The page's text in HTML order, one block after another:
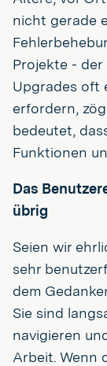
nicht gerade
Projekte - der
Upgrades oft
erfordern,
bedeutet,
Funktionen
Das
übrig
Seien wir
sehr
dem
Sie sind
navigieren
Arbeit. Wenn